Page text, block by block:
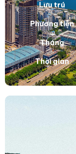
Lưu trú
Phương tiện
Tháng
Thời gian